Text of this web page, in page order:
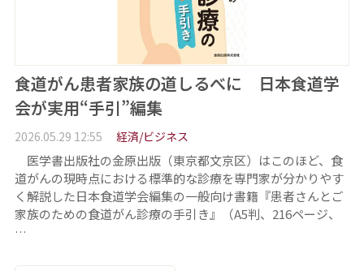
食道がん患者家族の道しるべに 日本食道学
会が実用“手引”編集
2026.05.29 12:55 経済/ビジネス
医学書出版社の金原出版（東京都文京区）はこのほど、食
道がんの現時点における標準的な診療を専門家が分かりやす
く解説した日本食道学会編集の一般向け書籍『患者さんとご
家族のための食道がん診療の手引き』（A5判、216ページ、
…